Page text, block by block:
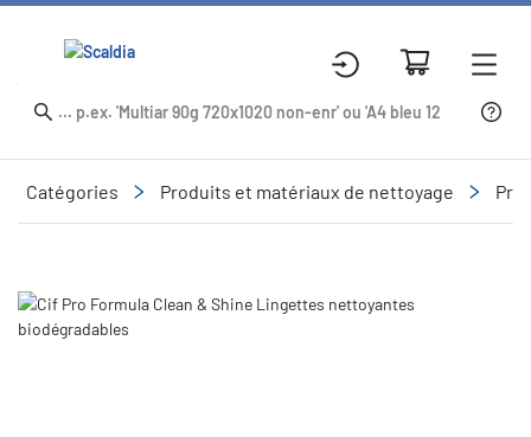
Catégories Produits et matériaux de nettoyage
Slide 1 of 1